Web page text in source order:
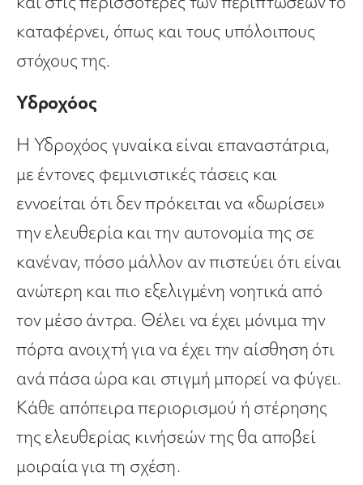
καταφέρνει, όπως και τους υπόλοιπους
στόχους της.
Υδροχόος
Η Υδροχόος γυναίκα είναι επαναστάτρια,
με έντονες φεμινιστικές τάσεις και
εννοείται ότι δεν πρόκειται να «δωρίσει»
την ελευθερία και την αυτονομία της σε
κανέναν, πόσο μάλλον αν πιστεύει ότι είναι
ανώτερη και πιο εξελιγμένη νοητικά από
τον μέσο άντρα. Θέλει να έχει μόνιμα την
πόρτα ανοιχτή για να έχει την αίσθηση ότι
ανά πάσα ώρα και στιγμή μπορεί να φύγει.
Κάθε απόπειρα περιορισμού ή στέρησης
της ελευθερίας κινήσεών της θα αποβεί
μοιραία για τη σχέση.